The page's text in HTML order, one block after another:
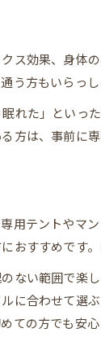
ハーブ蒸し
ハーブ蒸し
好転反応や
サロン選び
ス効果、身体
う方もいらっし
れた」とい
方は、事前に
用テントやマ
すすめです
ない範囲で楽
に合わせて選
ての方でも安